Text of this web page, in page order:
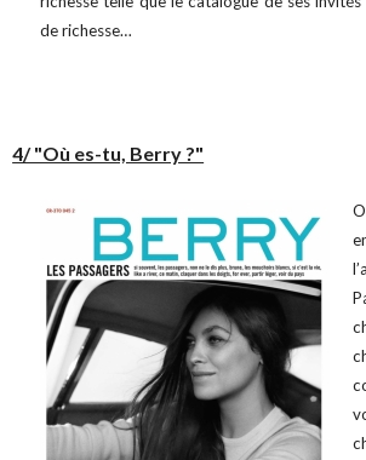
de richesse…
4/ "Où es-tu, Berry ?"